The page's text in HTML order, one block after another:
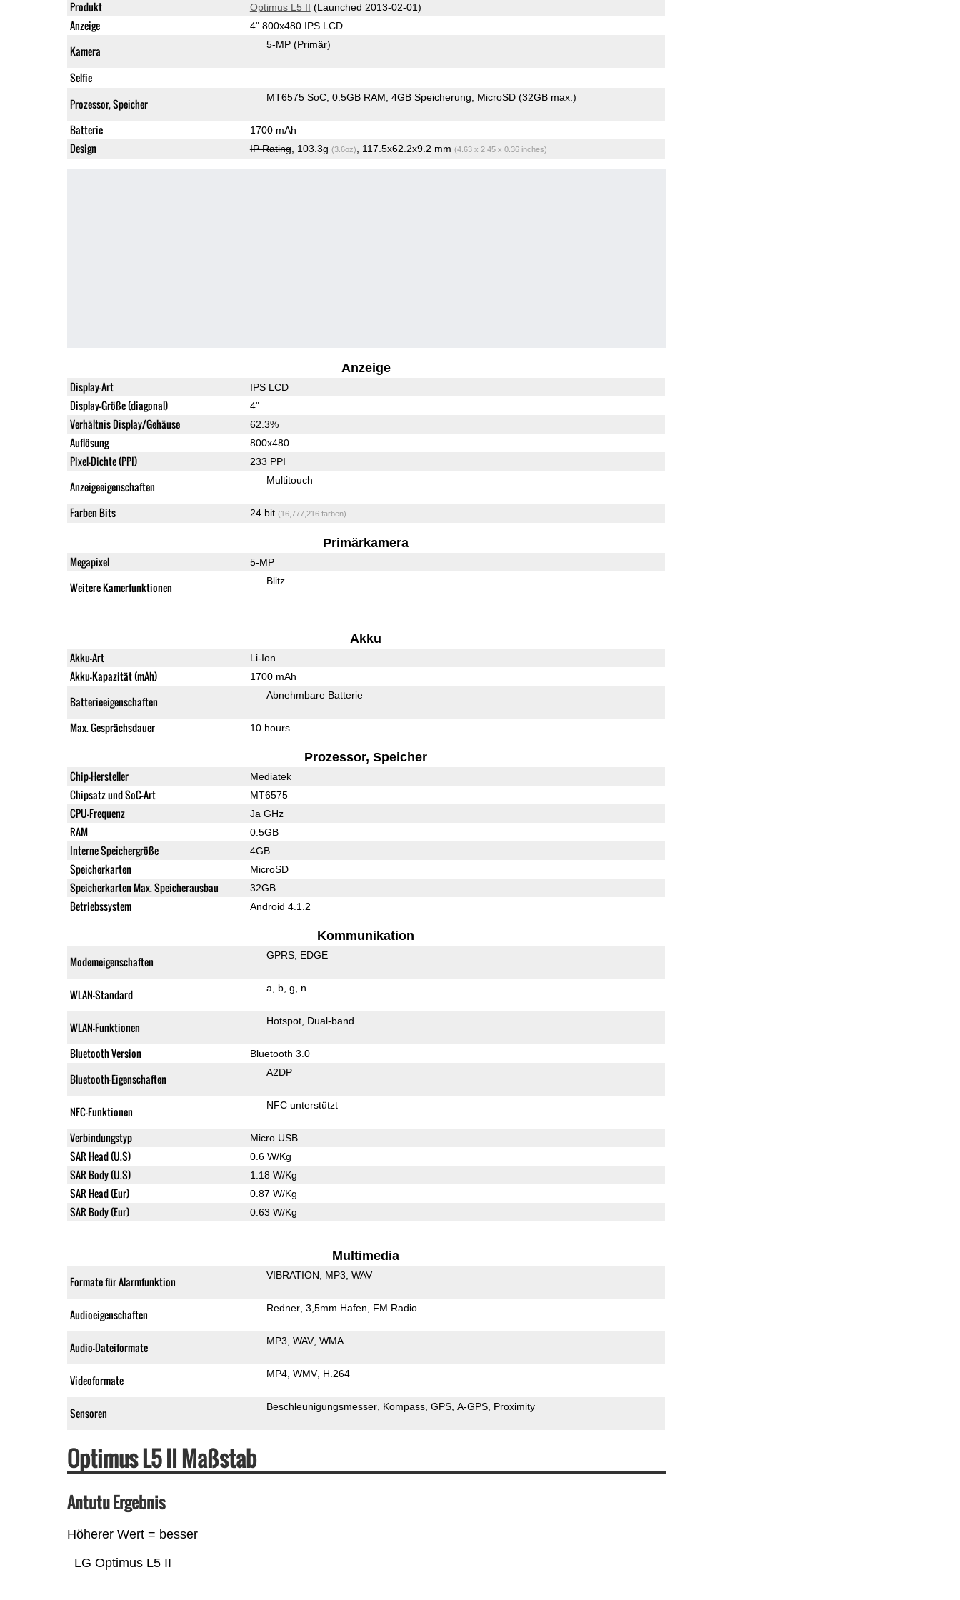
Produkt Optimus L5 II (Launched 2013-02-01)
Anzeige 4" 800x480 IPS LCD
Kamera 5-MP (Primär)
Selfie
Prozessor, Speicher
MT6575 SoC 0.5GB RAM 4GB Speicherung MicroSD (32GB max.)
Batterie 1700 mAh
Design IP Rating, 103.3g (3.6oz) , 117.5x62.2x9.2 mm (4.63 x 2.45 x 0.36 inches)
Anzeige
Display-Art IPS LCD
Display-Größe (diagonal) 4"
Verhältnis Display/Gehäuse 62.3%
Auflösung 800x480
Pixel-Dichte (PPI) 233 PPI
Anzeigeeigenschaften Multitouch
Farben Bits 24 bit (16,777,216 farben)
Primärkamera
Megapixel 5-MP
Weitere Kamerfunktionen Blitz
Akku
Akku-Art Li-Ion
Akku-Kapazität (mAh) 1700 mAh
Batterieeigenschaften Abnehmbare Batterie
Max. Gesprächsdauer 10 hours
Prozessor, Speicher
Chip-Hersteller Mediatek
Chipsatz und SoC-Art MT6575
CPU-Frequenz Ja GHz
RAM 0.5GB
Interne Speichergröße 4GB
Speicherkarten MicroSD
Speicherkarten Max. Speicherausbau 32GB
Betriebssystem Android 4.1.2
Kommunikation
Modemeigenschaften GPRS EDGE
WLAN-Standard a b g n
WLAN-Funktionen Hotspot Dual-band
Bluetooth Version Bluetooth 3.0
Bluetooth-Eigenschaften A2DP
NFC-Funktionen NFC unterstützt
Verbindungstyp Micro USB
SAR Head (U.S) 0.6 W/Kg
SAR Body (U.S) 1.18 W/Kg
SAR Head (Eur) 0.87 W/Kg
SAR Body (Eur) 0.63 W/Kg
Multimedia
Formate für Alarmfunktion VIBRATION MP3 WAV
Audioeigenschaften Redner 3,5mm Hafen FM Radio
Audio-Dateiformate MP3 WAV WMA
Videoformate MP4 WMV H.264
Sensoren Beschleunigungsmesser Kompass GPS A-GPS Proximity
Optimus L5 II Maßstab
Antutu Ergebnis
Höherer Wert = besser
LG Optimus L5 II